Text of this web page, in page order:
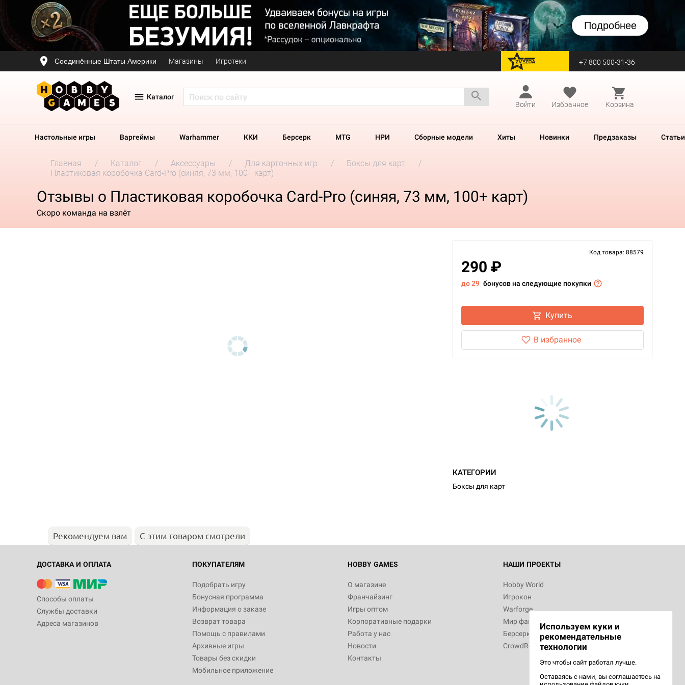
Подробнее
Соединённые Штаты Америки Магазины Игротеки перейти на Zvezda +7 800 500-31-36
Каталог
Войти
Избранное Корзина
Настольные игры Варгеймы Warhammer ККИ Берсерк MTG НРИ Сборные модели Хиты Новинки Предзаказы Статьи
Главная Каталог Аксессуары Для карточных игр
Боксы для карт
Пластиковая коробочка Card-Pro (синяя, 73 мм, 100+ карт)
Отзывы о Пластиковая коробочка Card-Pro (синяя, 73 мм, 100+ карт)
Скоро команда на взлёт
Код товара: 88579
290 ₽
до 29 бонусов на следующие покупки
Купить
В избранное
КАТЕГОРИИ
Боксы для карт
Рекомендуем вам С этим товаром смотрели
ДОСТАВКА И ОПЛАТА
Способы оплаты
Службы доставки
Адреса магазинов
ПОКУПАТЕЛЯМ
Подобрать игру
Бонусная программа
Информация о заказе
Возврат товара
Помощь с правилами
Архивные игры
Товары без скидки
Мобильное приложение
HOBBY GAMES
О магазине
Франчайзинг
Игры оптом
Корпоративные подарки
Работа у нас
Новости
Контакты
НАШИ ПРОЕКТЫ
Hobby World
Игрокон
Warforge
Мир фантастики
Берсерк
CrowdRepublic
Используем куки и
рекомендательные
технологии
Это чтобы сайт работал лучше.
Оставаясь с нами, вы соглашаетесь на